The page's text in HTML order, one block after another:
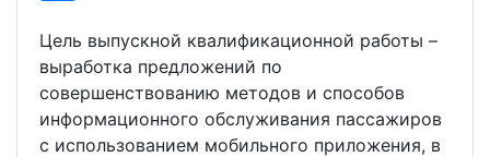
Цель выпускной квалификационной работы –
выработка предложений по
совершенствованию методов и способов
информационного обслуживания пассажиров
с использованием мобильного приложения, в